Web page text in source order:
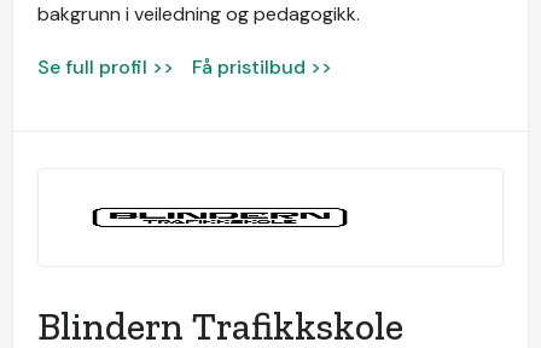
bakgrunn i veiledning og pedagogikk.
Se full profil >> Få pristilbud >>
Blindern Trafikkskole